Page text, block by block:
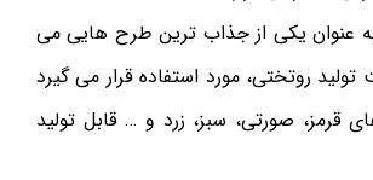
عنوان یکی از جذاب ترین طرح هایی می
روتختی، مورد استفاده قرار می گیرد
قرمز، صورتی، سبز، زرد و … قابل تولید